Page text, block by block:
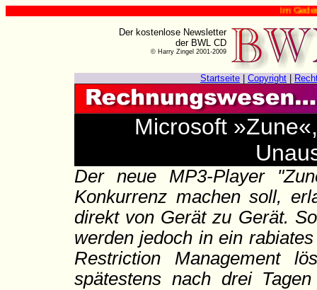
Im Gedenken
Der kostenlose Newsletter
der BWL CD
© Harry Zingel 2001-2009
Startseite Copyright
Microsoft
Der neue MP3-Player
Konkurrenz machen soll,
direkt von Gerät zu Gerät.
werden jedoch in ein
Restriction Management
spätestens nach drei